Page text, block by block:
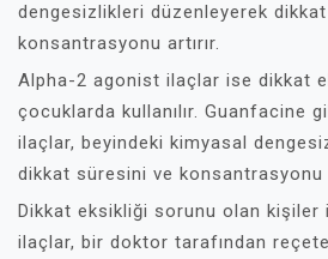
dengesizlikleri düzenleyerek
konsantrasyonu artırır.
Alpha-2 agonist ilaçlar ise dikkat
çocuklarda kullanılır. Guanfacine
ilaçlar, beyindeki kimyasal
dikkat süresini ve konsantrasyonu
Dikkat eksikliği sorunu olan kişiler
ilaçlar, bir doktor tarafından